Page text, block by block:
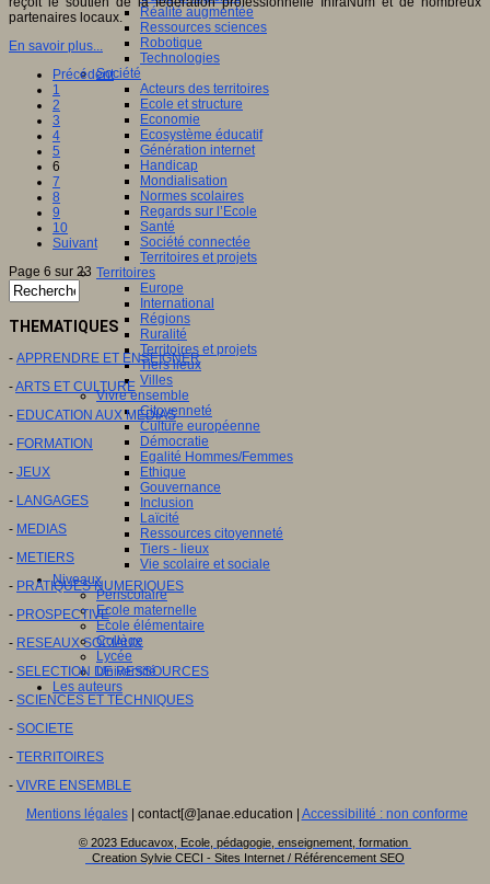
Réalité augmentée
Ressources sciences
Robotique
Technologies
Société
Acteurs des territoires
Ecole et structure
Economie
Ecosystème éducatif
Génération internet
Handicap
Mondialisation
Normes scolaires
Regards sur l’Ecole
Santé
Société connectée
Territoires et projets
Territoires
Europe
International
Régions
Ruralité
Territoires et projets
Tiers lieux
Villes
Vivre ensemble
Citoyenneté
Culture européenne
Démocratie
Egalité Hommes/Femmes
Ethique
Gouvernance
Inclusion
Laïcité
Ressources citoyenneté
Tiers - lieux
Vie scolaire et sociale
Niveaux
Périscolaire
Ecole maternelle
Ecole élémentaire
Collège
Lycée
Université
Les auteurs
partenaires locaux.
En savoir plus...
Précédent
1
2
3
4
5
6
7
8
9
10
Suivant
Page 6 sur 23
THEMATIQUES
- APPRENDRE ET ENSEIGNER
-ARTS ET CULTURE
- EDUCATION AUX MEDIAS
- FORMATION
- JEUX
- LANGAGES
- MEDIAS
- METIERS
- PRATIQUES NUMERIQUES
- PROSPECTIVE
- RESEAUX SOCIAUX
- SELECTION DE RESSOURCES
- SCIENCES ET TECHNIQUES
- SOCIETE
- TERRITOIRES
- VIVRE ENSEMBLE
Mentions légales| contact[@]anae.education | Accessibilité : non conforme
© 2023 Educavox, Ecole, pédagogie, enseignement, formation
Creation Sylvie CECI - Sites Internet / Référencement SEO